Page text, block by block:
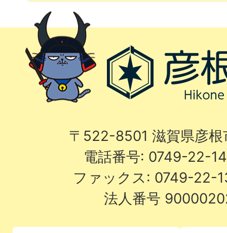
〒522-8501 滋賀県彦
電話番号: 0749-22-
ファックス: 0749-22-
法人番号